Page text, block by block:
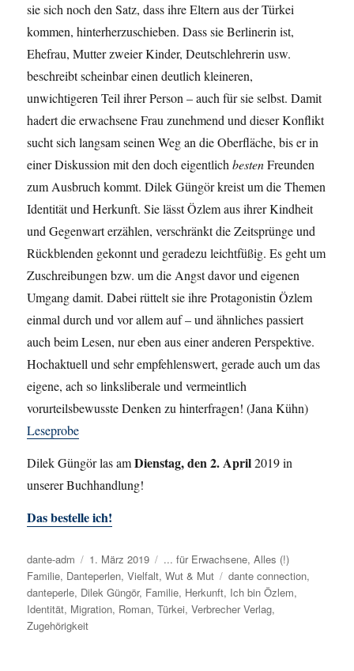
sie sich noch den Satz, dass ihre Eltern aus der Türkei
kommen, hinterherzuschieben. Dass sie Berlinerin ist,
Ehefrau, Mutter zweier Kinder, Deutschlehrerin usw.
beschreibt scheinbar einen deutlich kleineren,
unwichtigeren Teil ihrer Person – auch für sie selbst. Damit
hadert die erwachsene Frau zunehmend und dieser Konflikt
sucht sich langsam seinen Weg an die Oberfläche, bis er in
einer Diskussion mit den doch eigentlichbestenFreunden
zum Ausbruch kommt. Dilek Güngör kreist um die Themen
Identität und Herkunft. Sie lässt Özlem aus ihrer Kindheit
und Gegenwart erzählen, verschränkt die Zeitsprünge und
Rückblenden gekonnt und geradezu leichtfüßig. Es geht um
Zuschreibungen bzw. um die Angst davor und eigenen
Umgang damit. Dabei rüttelt sie ihre Protagonistin Özlem
einmal durch und vor allem auf – und ähnliches passiert
auch beim Lesen, nur eben aus einer anderen Perspektive.
Hochaktuell und sehr empfehlenswert, gerade auch um das
eigene, ach so linksliberale und vermeintlich
vorurteilsbewusste Denken zu hinterfragen! (Jana Kühn)
Leseprobe
Dilek Güngör las amDienstag, den 2. April2019 in
unserer Buchhandlung!
Das bestelle ich!
Autor
dante-adm
Veröffentlicht
am
1. März 2019 Kategorien
... für Erwachsene,Alles (!)
Familie, Danteperlen,Vielfalt,Wut & Mut Schlagwörter
dante connection,
danteperle, Dilek Güngör, Familie, Herkunft, Ich bin Özlem,
Identität, Migration, Roman,Türkei,Verbrecher Verlag,
Zugehörigkeit